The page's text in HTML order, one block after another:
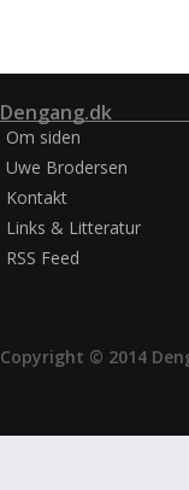
Dengang.dk
Om siden
Uwe Brodersen
Kontakt
Links & Litteratur
RSS Feed
Copyright © 2014